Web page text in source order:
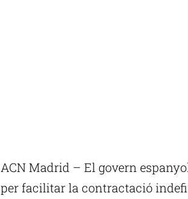
ACN Madrid – El govern
per facilitar la contractació